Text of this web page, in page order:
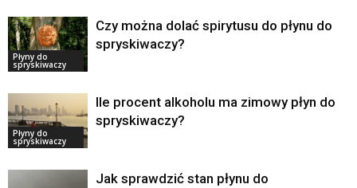
Płyny do
spryskiwaczy
Czy można dolać spirytusu do płynu do
spryskiwaczy?
Płyny do
spryskiwaczy
Ile procent alkoholu ma zimowy płyn do
spryskiwaczy?
Jak sprawdzić stan płynu do